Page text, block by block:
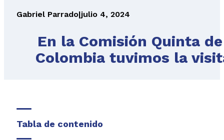
Gabriel Parrado|julio 4, 2024
En la Comisión Quinta
Colombia tuvimos la
Tabla de contenido